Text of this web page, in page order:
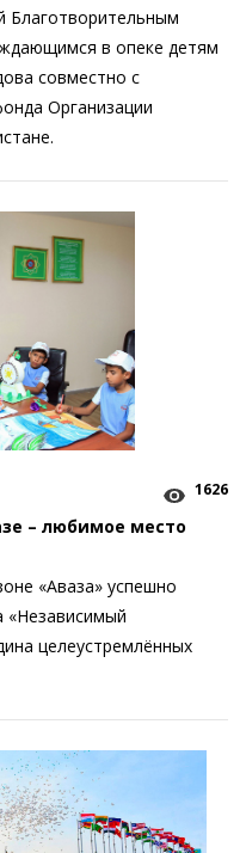
Благотворительным
в опеке детям
совместно с
Организации
1626
– любимое место
«Аваза» успешно
«Независимый
целеустремлённых